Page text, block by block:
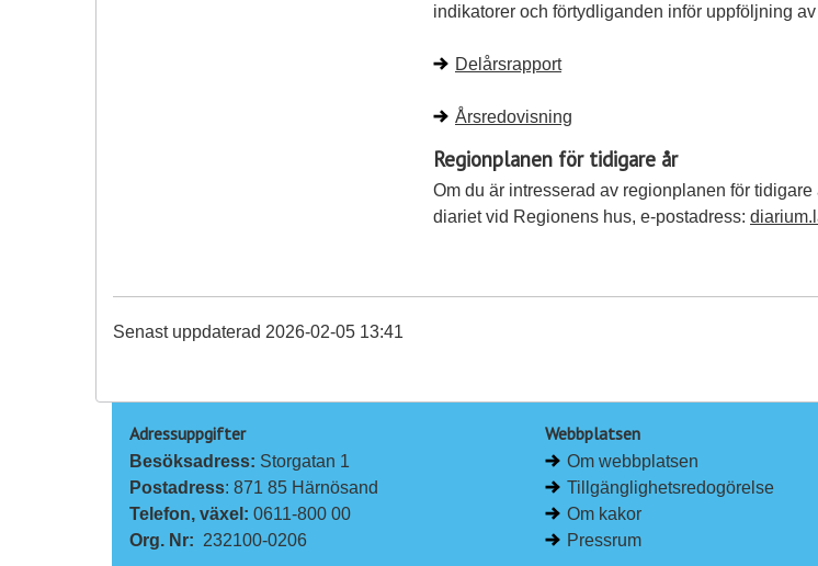
indikatorer och förtydliganden inför uppföljning
Delårsrapport
Årsredovisning
Regionplanen för tidigare år
Om du är intresserad av regionplanen för tidigare
diariet vid Regionens hus, e-postadress:
Senast uppdaterad 2026-02-05 13:41
Adressuppgifter
Besöksadress: Storgatan 1
Postadress: 871 85 Härnösand
Telefon, växel: 0611-800 00
Org. Nr: 232100-0206
Webbplatsen
Om webbplatsen
Tillgänglighetsredogörelse
Om kakor
Pressrum